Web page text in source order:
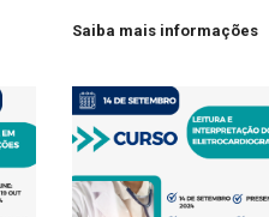
Saiba mais informações